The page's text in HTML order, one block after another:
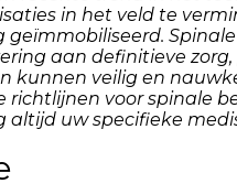
in het veld te
aan definitieve
kunnen veilig en
voor spinale
uw specifieke